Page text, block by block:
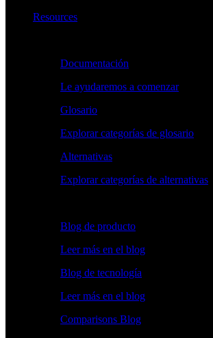
Resources
Documentación
Le ayudaremos a comenzar
Glosario
Explorar categorías de glosario
Alternativas
Explorar categorías de alternativas
Blog de producto
Leer más en el blog
Blog de tecnología
Leer más en el blog
Comparisons Blog